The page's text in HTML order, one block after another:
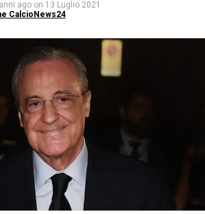
ago on 13 Luglio 2021
CalcioNews24